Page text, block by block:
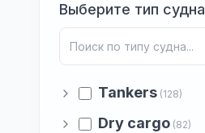
Выберите тип судна
Tankers (128)
Dry cargo (82)